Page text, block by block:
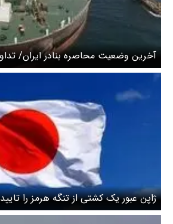
آخرین وضعیت محاصره بنادر ایران/
ایران در جنوب
ژاپن عبور یک کشتی از تنگه هرمز را